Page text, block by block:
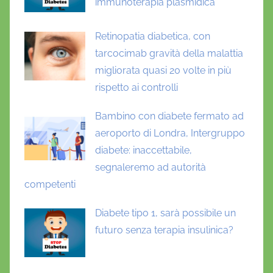
i
d
9
,
,
s
g
e
Retinopatia diabetica, con
tarcocimab gravità della malattia
migliorata quasi 20 volte in più
rispetto ai controlli
Bambino con diabete fermato ad
aeroporto di Londra, Intergruppo
diabete: inaccettabile,
segnaleremo ad autorità
competenti
Diabete tipo 1, sarà possibile un
futuro senza terapia insulinica?